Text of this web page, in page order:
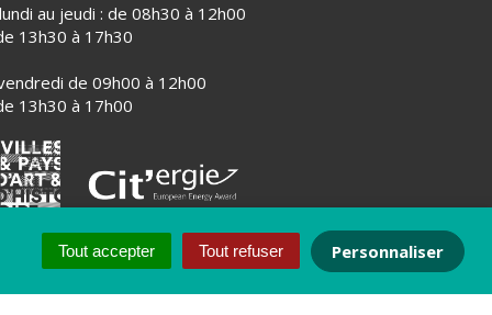
Tout accepter Tout refuser Personnaliser
au jeudi : de 08h30 à 12h00
13h30 à 17h30
de 09h00 à 12h00
13h30 à 17h00